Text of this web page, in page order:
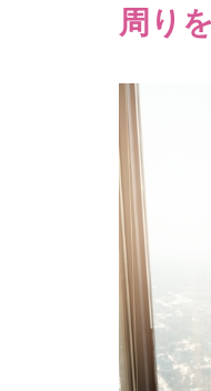
周り